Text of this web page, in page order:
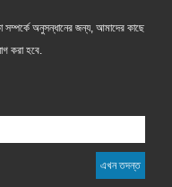
সম্পর্কে অনুসন্ধানের জন্য, আমাদের কাছে
করা হবে.